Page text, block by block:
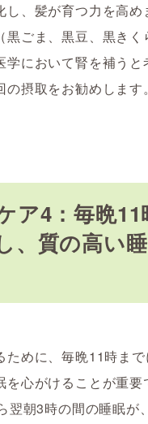
し、髪が育つ力を高め
黒ごま、黒豆、黒きく
学において腎を補うと
摂取をお勧めします。
ア4：毎晩
、質の高い
ために、毎晩11時ま
を心がけることが重要
翌朝3時の間の睡眠が